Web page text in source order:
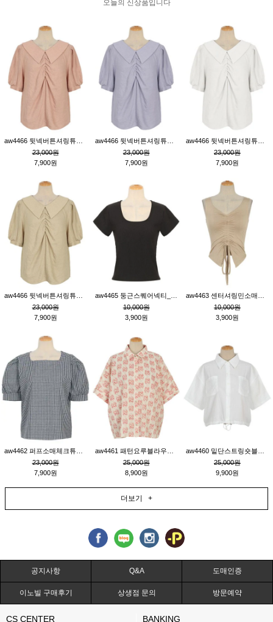
오늘의 신상품입니다
23,000원
7,900원
23,000원
7,900원
23,000원
7,900원
23,000원
7,900원
10,000원
3,900원
10,000원
3,900원
23,000원
7,900원
25,000원
8,900원
25,000원
9,900원
더보기 +
공지사항 Q&A 도매인증
이노빌 구매후기 상생점 문의 방문예약
CS CENTER BANKING